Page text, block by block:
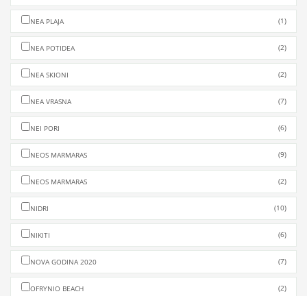
NEA PLAJA (1)
NEA POTIDEA (2)
NEA SKIONI (2)
NEA VRASNA (7)
NEI PORI (6)
NEOS MARMARAS (9)
NEOS MARMARAS (2)
NIDRI (10)
NIKITI (6)
NOVA GODINA 2020 (7)
OFRYNIO BEACH (2)